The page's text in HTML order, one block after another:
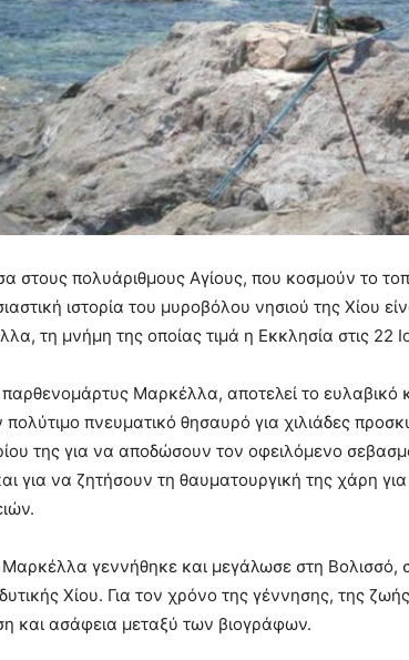
στους πολυάριθμους Αγίους, που κοσμούν το
ιστορία του μυροβόλου νησιού της Χίου
τη μνήμη της οποίας τιμά η Εκκλησία στις 22
Μαρκέλλα, αποτελεί το
πολύτιμο πνευματικό θησαυρό για χιλιάδες
της για να αποδώσουν τον οφειλόμενο
για να ζητήσουν τη θαυματουργική της χάρη
γεννήθηκε και μεγάλωσε στη Βολισσό,
Χίου. Για τον χρόνο της γέννησης, της
και ασάφεια μεταξύ των βιογράφων.